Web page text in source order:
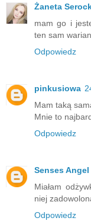
Żaneta
mam go i
ten sam
Odpowiedz
pinkusiowa
Mam taką
Mnie to
Odpowiedz
Senses Angel
Miałam
niej
Odpowiedz